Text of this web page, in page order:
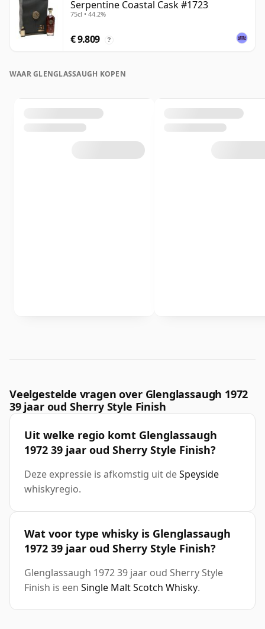
Serpentine Coastal Cask #1723
75cl • 44.2%
€ 9.809 ?
WAAR GLENGLASSAUGH KOPEN
Veelgestelde vragen over Glenglassaugh 1972
39 jaar oud Sherry Style Finish
Uit welke regio komt Glenglassaugh
1972 39 jaar oud Sherry Style Finish?
Deze expressie is afkomstig uit deSpeyside
whiskyregio.
Wat voor type whisky is Glenglassaugh
1972 39 jaar oud Sherry Style Finish?
Glenglassaugh 1972 39 jaar oud Sherry Style
Finish is een Single Malt Scotch Whisky.